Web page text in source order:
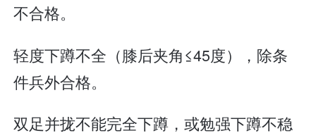
不合格。
轻度下蹲不全（膝后夹角≤45度），除条
件兵外合格。
双足并拢不能完全下蹲，或勉强下蹲不稳